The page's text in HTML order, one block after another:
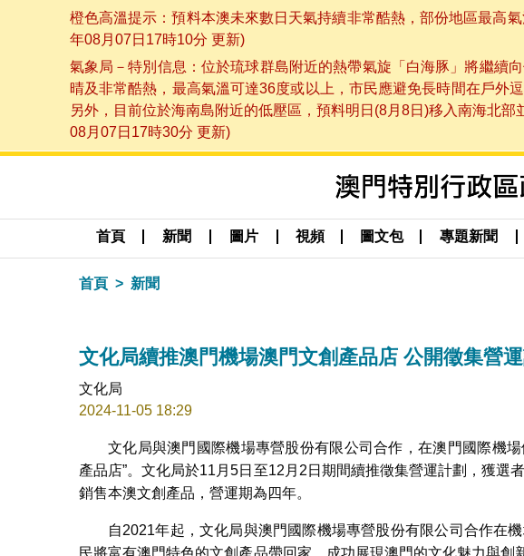
橙色高溫提示：預料本澳未來數日天氣持續非常酷熱，部份地區最高
年08月07日17時10分 更新)
氣象局－特別信息：位於琉球群島附近的熱帶氣旋「白海豚」將繼續
晴及非常酷熱，最高氣溫可達36度或以上，市民應避免長時間在戶外
另外，目前位於海南島附近的低壓區，預料明日(8月8日)移入南海北
08月07日17時30分 更新)
首頁 新聞 圖片 視頻 圖文包 專題新聞
首頁 新聞
文化局續推澳門機場澳門文創產品店 公開徵集營
文化局
2024-11-05 18:29
文化局與澳門國際機場專營股份有限公司合作，在澳門國際機
產品店”。文化局於11月5日至12月2日期間續推徵集營運計劃，獲選
銷售本澳文創產品，營運期為四年。
自2021年起，文化局與澳門國際機場專營股份有限公司合作在
民將富有澳門特色的文創產品帶回家，成功展現澳門的文化魅力與創